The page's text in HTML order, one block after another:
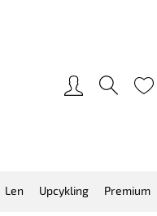
Len Upcykling Premium